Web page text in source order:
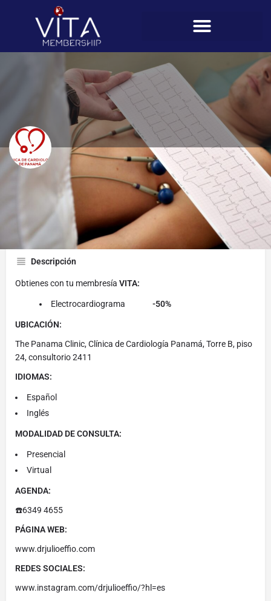
Julio Effio
Descripción
Obtienes con tu membresía VITA:
Electrocardiograma -50%
UBICACIÓN:
The Panama Clinic, Clínica de Cardiología Panamá, Torre B, piso
24, consultorio 2411
IDIOMAS:
Español
Inglés
MODALIDAD DE CONSULTA:
Presencial
Virtual
AGENDA:
☎️6349 4655
PÁGINA WEB:
www.drjulioeffio.com
REDES SOCIALES:
www.instagram.com/drjulioeffio/?hl=es